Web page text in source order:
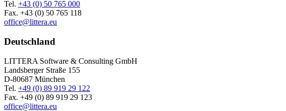
Tel. +43 (0) 50 765 000
Fax. +43 (0) 50 765 118
office@littera.eu
Deutschland
LITTERA Software & Consulting GmbH
Landsberger Straße 155
D-80687 München
Tel. +49 (0) 89 919 29 122
Fax. +49 (0) 89 919 29 123
office@littera.eu